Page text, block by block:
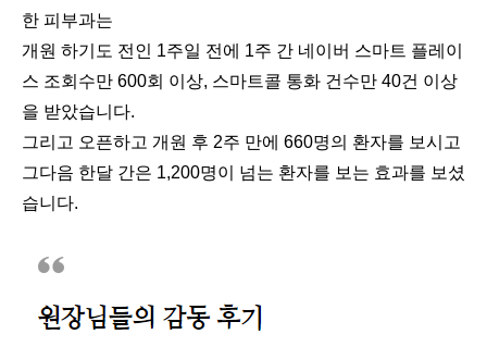
한 피부과는
개원 하기도 전인 1주일 전에 1주 간 네이버 스마트 플레이
스 조회수만 600회 이상, 스마트콜 통화 건수만 40건 이상
을 받았습니다.
그리고 오픈하고 개원 후 2주 만에 660명의 환자를 보시고
그다음 한달 간은 1,200명이 넘는 환자를 보는 효과를 보셨
습니다.